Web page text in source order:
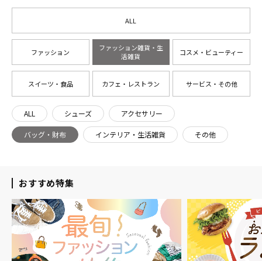
ALL
ファッション
ファッション雑貨・生
活雑貨
コスメ・ビューティー
スイーツ・食品 カフェ・レストラン サービス・その他
ALL シューズ アクセサリー
バッグ・財布 インテリア・生活雑貨 その他
おすすめ特集